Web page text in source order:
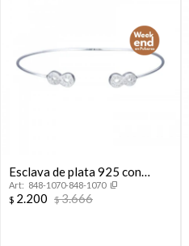
Esclava de plata 925 con
circonias, INFINITO.
848-1070-848-1070
$ 2.200 $3.666